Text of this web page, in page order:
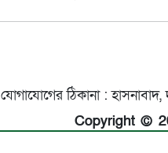
যোগাযোগের ঠিকানা :
Copyright ©